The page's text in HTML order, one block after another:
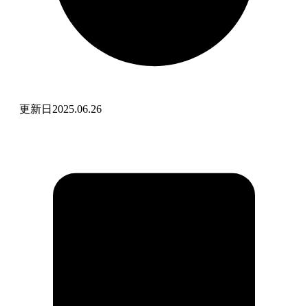
更新日 2025.06.26